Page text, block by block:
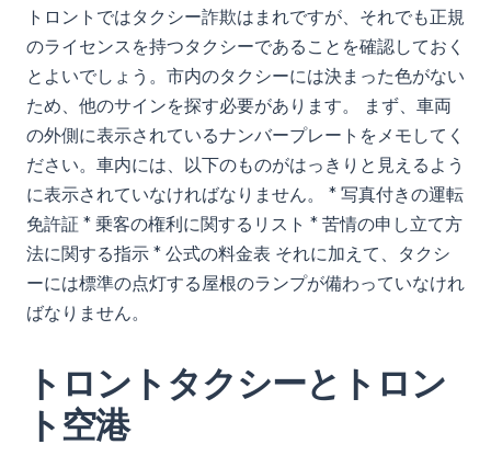
トロントではタクシー詐欺はまれですが、それでも正規
のライセンスを持つタクシーであることを確認しておく
とよいでしょう。市内のタクシーには決まった色がない
ため、他のサインを探す必要があります。 まず、車両
の外側に表示されているナンバープレートをメモしてく
ださい。車内には、以下のものがはっきりと見えるよう
に表示されていなければなりません。 * 写真付きの運転
免許証 * 乗客の権利に関するリスト * 苦情の申し立て方
法に関する指示 * 公式の料金表 それに加えて、タクシ
ーには標準の点灯する屋根のランプが備わっていなけれ
ばなりません。
トロントタクシーとトロン
ト空港